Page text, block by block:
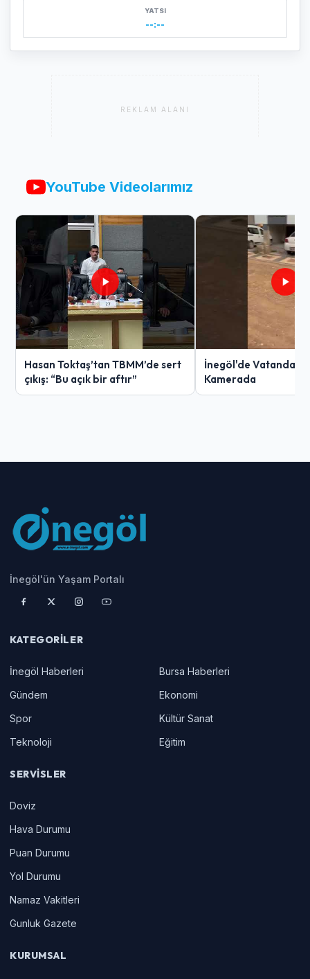
YATSI
--:--
REKLAM ALANI
YouTube Videolarımız
Hasan Toktaş’tan TBMM’de sert
çıkış: “Bu açık bir aftır”
İnegöl'de
Kamerada
İnegöl'ün Yaşam Portalı
KATEGORILER
İnegöl Haberleri
Bursa Haberleri
Gündem
Ekonomi
Spor
Kültür Sanat
Teknoloji
Eğitim
SERVISLER
Doviz
Hava Durumu
Puan Durumu
Yol Durumu
Namaz Vakitleri
Gunluk Gazete
KURUMSAL